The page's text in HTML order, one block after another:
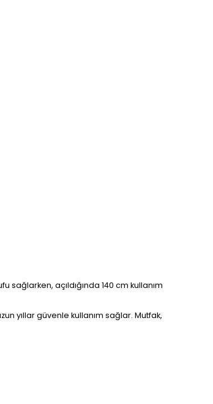
açıldığında 140 cm kullanım
yıllar güvenle kullanım sağlar. Mutfak,